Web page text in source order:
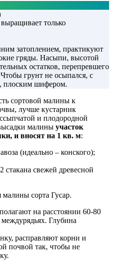
только
затоплением, практикуют
гряды. Насыпи, высотой
остатков, перепревшего
грунт не осыпался, с
плоским шифером.
сортовой малины к
лучше кустарник
и плодородной
малины участок
и вносят на 1 кв. м:
(идеально – конского);
стакана свежей древесной
малины сорта Гусар.
на расстоянии 60-80
Глубина
расправляют корни и
почвой так, чтобы не